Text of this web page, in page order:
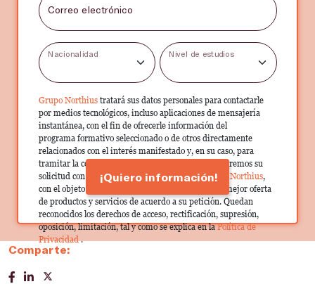
Correo electrónico
Nacionalidad Nivel de estudios
Grupo Northius tratará sus datos personales para contactarle
por medios tecnológicos, incluso aplicaciones de mensajería
instantánea, con el fin de ofrecerle información del
programa formativo seleccionado o de otros directamente
relacionados con el interés manifestado y, en su caso, para
tramitar la contratación correspondiente. Compartiremos su
solicitud con las empresas que conforman elGrupo Northius,
con el objeto de que estas puedan hacerle llegar la mejor oferta
de productos y servicios de acuerdo a su petición. Quedan
reconocidos los derechos de acceso, rectificación, supresión,
oposición, limitación, tal y como se explica en laPolítica de
Privacidad.
¡Quiero información!
Comparte: